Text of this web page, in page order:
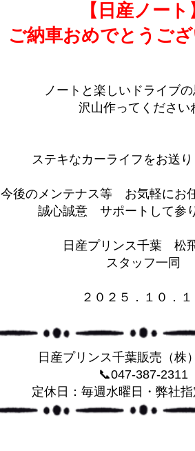
【日産ノート
ご納車おめでとうご
ノートと楽しいドライブ
沢山作ってください
ステキなカーライフをお送
今後のメンテナス等 お気軽にお
誠心誠意 サポートして参
日産プリンス千葉 松
スタッフ一同
２０２５．１０．
日産プリンス千葉販売（株
📞047-387-2311
定休日：毎週水曜日・弊社